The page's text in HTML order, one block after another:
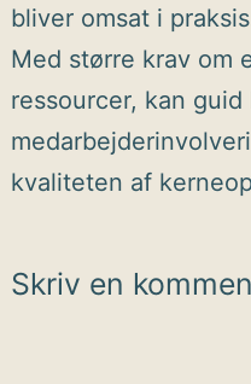
bliver omsat i
Med større krav om
ressourcer, kan
kvaliteten af
Skriv en